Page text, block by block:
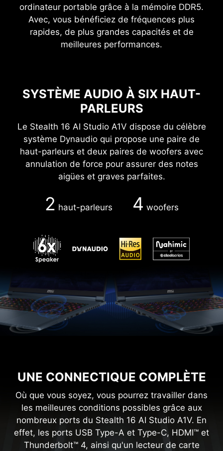
ordinateur portable grâce à la mémoire DDR5.
Avec, vous bénéficiez de fréquences plus
rapides, de plus grandes capacités et de
meilleures performances.
SYSTÈME AUDIO À SIX HAUT-
PARLEURS
Le Stealth 16 AI Studio A1V dispose du célèbre
système Dynaudio qui propose une paire de
haut-parleurs et deux paires de woofers avec
annulation de force pour assurer des notes
aigües et graves parfaites.
2 haut-parleurs 4 woofers
UNE CONNECTIQUE COMPLÈTE
Où que vous soyez, vous pourrez travailler dans
les meilleures conditions possibles grâce aux
nombreux ports du Stealth 16 AI Studio A1V. En
effet, les ports USB Type-A et Type-C, HDMI™ et
Thunderbolt™ 4, ainsi qu'un lecteur de carte